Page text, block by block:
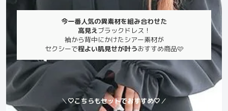
今一番人気の異素材を組み合わせた
高見えブラックドレス！
袖から背中にかけたシアー素材が
セクシーで程よい肌見せが叶うおすすめ商品🩷
＼🤍こちらもセットでおすすめ🤍／